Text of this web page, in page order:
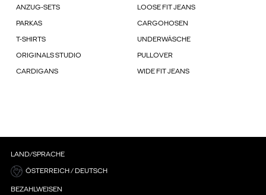
ANZUG-SETS LOOSE FIT JEANS
PARKAS CARGOHOSEN
T-SHIRTS UNDERWÄSCHE
ORIGINALS STUDIO PULLOVER
CARDIGANS WIDE FIT JEANS
LAND/SPRACHE
ÖSTERREICH / DEUTSCH
BEZAHLWEISEN